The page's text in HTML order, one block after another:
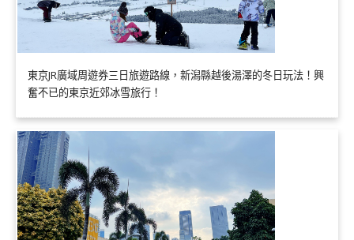
東京JR廣域周遊券三日旅遊路線，新潟縣越後湯澤的冬日玩法！興
奮不已的東京近郊冰雪旅行！